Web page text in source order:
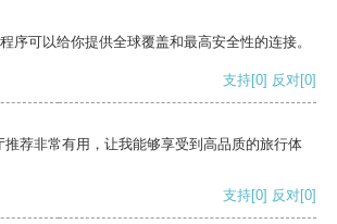
序可以给你提供全球覆盖和最高安全性的连接。
支持[0] 反对[0]
推荐非常有用，让我能够享受到高品质的旅行体
支持[0] 反对[0]